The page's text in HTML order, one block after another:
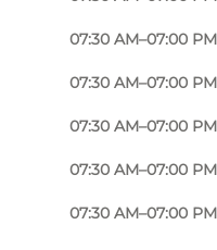
07:30 AM–07:00 PM
07:30 AM–07:00 PM
07:30 AM–07:00 PM
07:30 AM–07:00 PM
07:30 AM–07:00 PM